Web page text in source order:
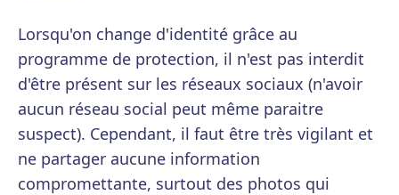
Lorsqu'on change d'identité grâce au
programme de protection, il n'est pas interdit
d'être présent sur les réseaux sociaux (n'avoir
aucun réseau social peut même paraitre
suspect). Cependant, il faut être très vigilant et
ne partager aucune information
compromettante, surtout des photos qui